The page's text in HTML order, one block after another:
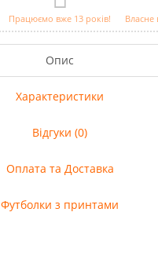
Працюємо вже 13 років!
Опис
Характеристики
Відгуки (0)
Оплата та Доставка
Футболки з принтами